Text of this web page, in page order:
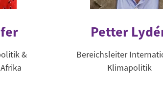
&
Petter
Bereichsleiter
Klimapolitik